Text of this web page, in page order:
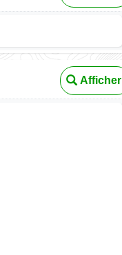
Afficher